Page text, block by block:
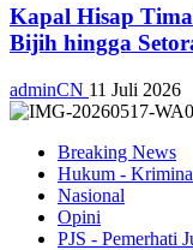
Kapal Hisap
Bijih hingga
adminCN 11 Juli 2026
Breaking News
Hukum -
Nasional
Opini
PJS - Pemerhati